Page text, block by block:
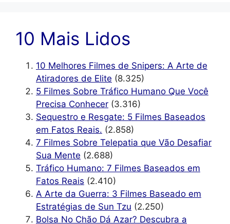
10 Mais Lidos
10 Melhores Filmes de Snipers: A Arte de
Atiradores de Elite (8.325)
5 Filmes Sobre Tráfico Humano Que Você
Precisa Conhecer (3.316)
Sequestro e Resgate: 5 Filmes Baseados
em Fatos Reais. (2.858)
7 Filmes Sobre Telepatia que Vão Desafiar
Sua Mente (2.688)
Tráfico Humano: 7 Filmes Baseados em
Fatos Reais (2.410)
A Arte da Guerra: 3 Filmes Baseado em
Estratégias de Sun Tzu (2.250)
Bolsa No Chão Dá Azar? Descubra a